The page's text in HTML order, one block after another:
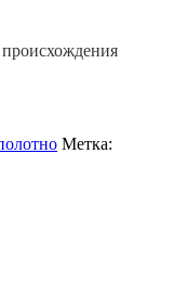
происхождения
Метка: